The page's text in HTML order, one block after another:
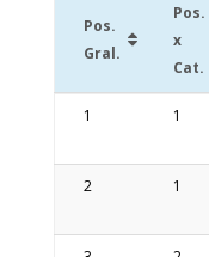
Pos.
Gral.
Pos.
x
Cat.
Pos.
Pos.
Cat.
1 1
2 1